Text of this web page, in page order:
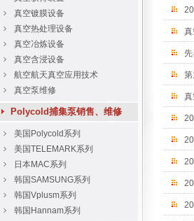
真空镀膜设备
真空热处理设备
真空冶炼设备
真空含浸设备
航空航天真空应用技术
真空泵维修
Polycold捕集泵销售、维修
美国Polycold系列
美国TELEMARK系列
日本MAC系列
韩国SAMSUNG系列
韩国Vplusm系列
韩国Hannam系列
真